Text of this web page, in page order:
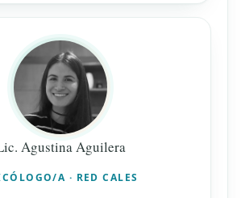
Agustina Aguilera
A · RED CALES